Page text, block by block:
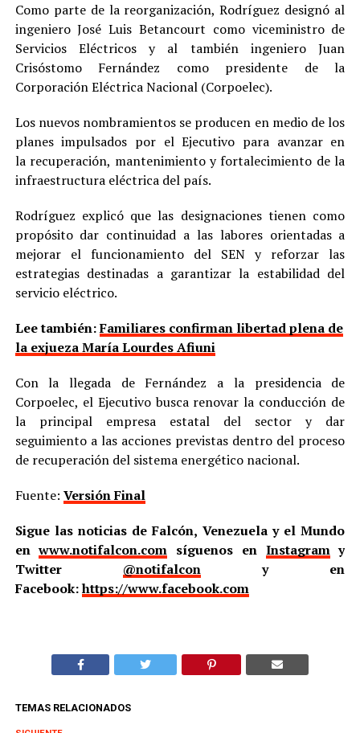
Como parte de la reorganización, Rodríguez designó al
ingeniero José Luis Betancourt como viceministro de
Servicios Eléctricos y al también ingeniero Juan
Crisóstomo Fernández como presidente de la
Corporación Eléctrica Nacional (Corpoelec).
Los nuevos nombramientos se producen en medio de los
planes impulsados por el Ejecutivo para avanzar en
la recuperación, mantenimiento y fortalecimiento de la
infraestructura eléctrica del país.
Rodríguez explicó que las designaciones tienen como
propósito dar continuidad a las labores orientadas a
mejorar el funcionamiento del SEN y reforzar las
estrategias destinadas a garantizar la estabilidad del
servicio eléctrico.
Lee también:Familiares confirman libertad plena de
la exjueza María Lourdes Afiuni
Con la llegada de Fernández a la presidencia de
Corpoelec, el Ejecutivo busca renovar la conducción de
la principal empresa estatal del sector y dar
seguimiento a las acciones previstas dentro del proceso
de recuperación del sistema energético nacional.
Fuente: Versión Final
Sigue las noticias de Falcón, Venezuela y el Mundo
enwww.notifalcon.com síguenos en Instagramy
Twitter @notifalcony en
Facebook:https://www.facebook.com
TEMAS RELACIONADOS